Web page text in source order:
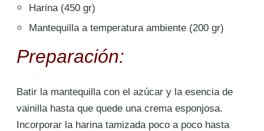
Harina (450 gr)
Mantequilla a temperatura ambiente (200 gr)
Preparación:
Batir la mantequilla con el azúcar y la esencia de
vainilla hasta que quede una crema esponjosa.
Incorporar la harina tamizada poco a poco hasta